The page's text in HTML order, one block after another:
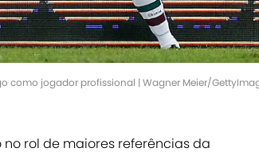
como jogador profissional | Wagner Meier/
rol de maiores referências da